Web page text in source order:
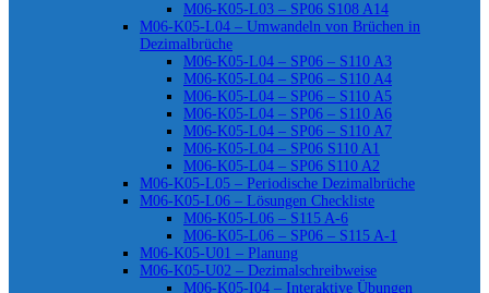
M06-K05-L03 – SP06 S108 A14
M06-K05-L04 – Umwandeln von Brüchen in
Dezimalbrüche
M06-K05-L04 – SP06 – S110 A3
M06-K05-L04 – SP06 – S110 A4
M06-K05-L04 – SP06 – S110 A5
M06-K05-L04 – SP06 – S110 A6
M06-K05-L04 – SP06 – S110 A7
M06-K05-L04 – SP06 S110 A1
M06-K05-L04 – SP06 S110 A2
M06-K05-L05 – Periodische Dezimalbrüche
M06-K05-L06 – Lösungen Checkliste
M06-K05-L06 – S115 A-6
M06-K05-L06 – SP06 – S115 A-1
M06-K05-U01 – Planung
M06-K05-U02 – Dezimalschreibweise
M06-K05-I04 – Interaktive Übungen